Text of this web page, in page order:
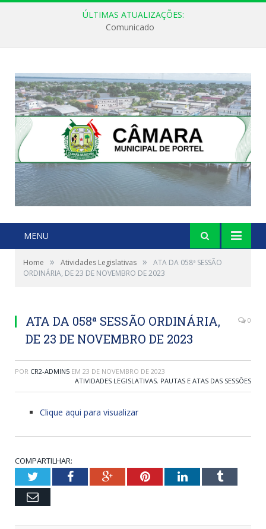
ÚLTIMAS ATUALIZAÇÕES:
Comunicado
MENU
Home » Atividades Legislativas »
ATA DA 058ª SESSÃO
ORDINÁRIA, DE 23 DE NOVEMBRO DE 2023
ATA DA 058ª SESSÃO ORDINÁRIA,
DE 23 DE NOVEMBRO DE 2023
0
POR CR2-ADMIN5 EM 23 DE NOVEMBRO DE 2023
ATIVIDADES LEGISLATIVAS, PAUTAS E ATAS DAS SESSÕES
Clique aqui para visualizar
COMPARTILHAR:
TwitterFacebookGoogle+PinterestLinkedInTumblr
Email